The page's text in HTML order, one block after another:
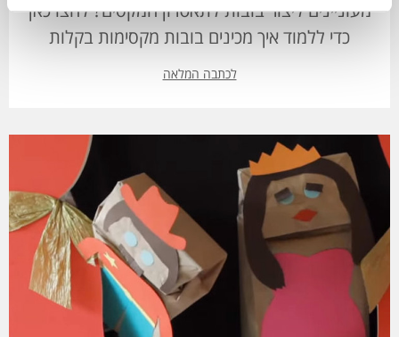
מעוניינים ליצור בובות לתאטרון המקסים? לחצו כאן
כדי ללמוד איך מכינים בובות מקסימות בקלות
לכתבה המלאה